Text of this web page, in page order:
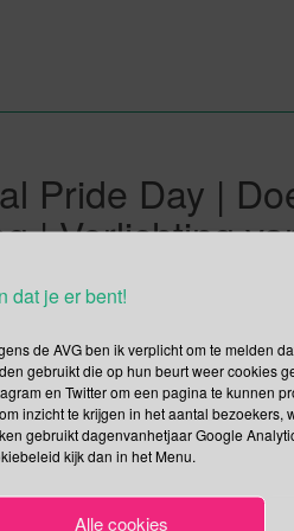
dat je er bent!
de AVG ben ik verplicht om te melden
gebruikt die op hun beurt weer cookies
en Twitter om een pagina te kunnen
inzicht te krijgen in het aantal
gebruikt dagenvanhetjaar Google
kijk dan in het Menu.
Alle cookies
Pride Day |
| Verlichting
van Maria
waarop je, en dit vertaal ik dan
Op Pansexual Pride Day draag
blauw. Wat is […]